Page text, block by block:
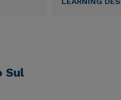
Sul